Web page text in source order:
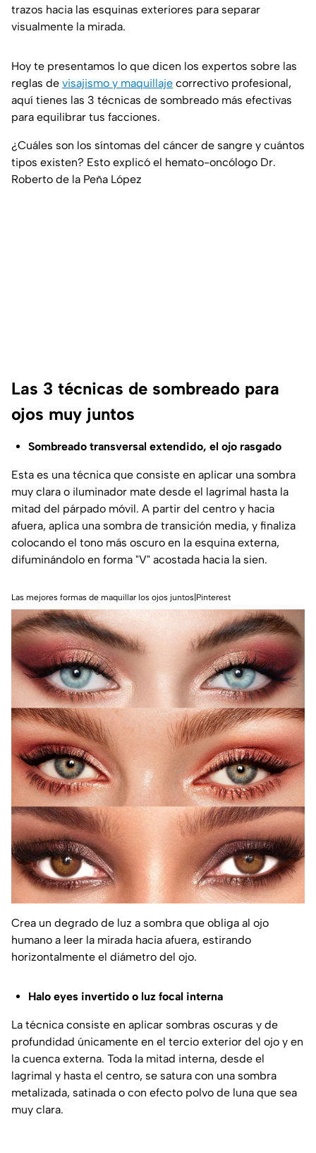
trazos hacia las esquinas exteriores para separar
visualmente la mirada.
Hoy te presentamos lo que dicen los expertos sobre las
reglas de visajismo y maquillaje correctivo profesional,
aquí tienes las 3 técnicas de sombreado más efectivas
para equilibrar tus facciones.
¿Cuáles son los síntomas del cáncer de sangre y cuántos
tipos existen? Esto explicó el hemato-oncólogo Dr.
Roberto de la Peña López
Las 3 técnicas de sombreado para
ojos muy juntos
Sombreado transversal extendido, el ojo rasgado
Esta es una técnica que consiste en aplicar una sombra
muy clara o iluminador mate desde el lagrimal hasta la
mitad del párpado móvil. A partir del centro y hacia
afuera, aplica una sombra de transición media, y finaliza
colocando el tono más oscuro en la esquina externa,
difuminándolo en forma "V" acostada hacia la sien.
Las mejores formas de maquillar los ojos juntos|Pinterest
Crea un degrado de luz a sombra que obliga al ojo
humano a leer la mirada hacia afuera, estirando
horizontalmente el diámetro del ojo.
Halo eyes invertido o luz focal interna
La técnica consiste en aplicar sombras oscuras y de
profundidad únicamente en el tercio exterior del ojo y en
la cuenca externa. Toda la mitad interna, desde el
lagrimal y hasta el centro, se satura con una sombra
metalizada, satinada o con efecto polvo de luna que sea
muy clara.